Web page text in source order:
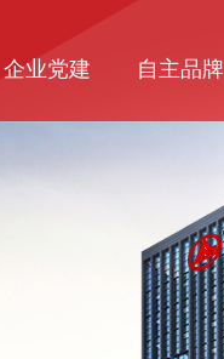
企业党建 自主品牌